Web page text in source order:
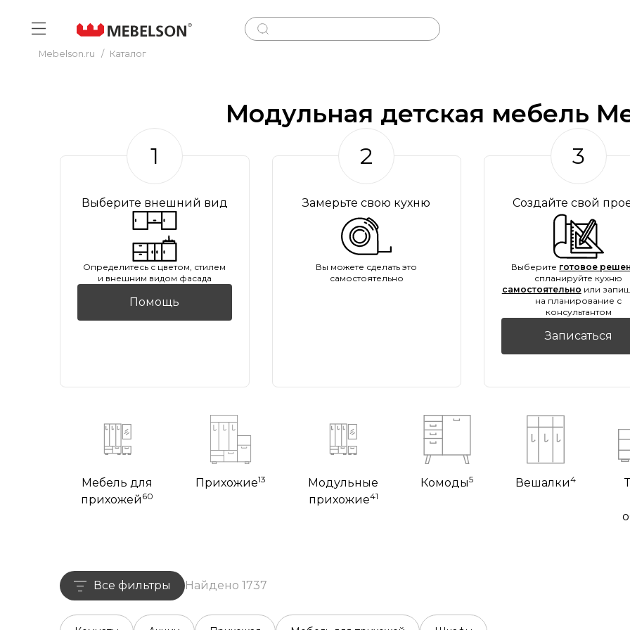
Mebelson.ru / Каталог
Модульная детская мебель
1
Выберите внешний вид
Oпределитесь с цветом, стилем
и внешним видом фасада
Помощь
2
Замерьте свою кухню
Вы можете сделать это
самостоятельно
3
Создайте свой
Выберите готовое
спланируйте кухню
самостоятельно или
на планирование с
консультантом
Записаться
Мебель для
прихожей 60
Прихожие13
Модульные
прихожие41
Комоды5 Вешалки4
Все фильтры Найдено 1737